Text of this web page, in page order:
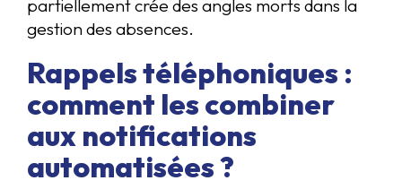
partiellement crée des angles morts dans la
gestion des absences.
Rappels téléphoniques :
comment les combiner
aux notifications
automatisées ?